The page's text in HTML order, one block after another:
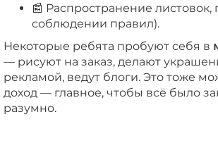
📰 Распространение листовок,
соблюдении правил).
Некоторые ребята пробуют себя в
— рисуют на заказ, делают
рекламой, ведут блоги. Это тоже
доход — главное, чтобы всё было
разумно.